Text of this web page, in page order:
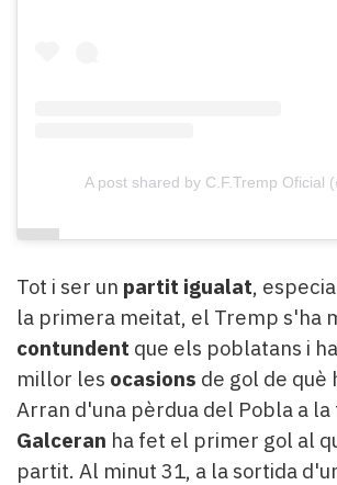
A post shared by C.F.Tremp Oficial
Tot i ser un partit igualat,
la primera meitat, el Tremp s'ha
contundent que els poblatans i
millor les ocasions de gol de què
Arran d'una pèrdua del Pobla a
Galceran ha fet el primer gol al
partit. Al minut 31, a la sortida